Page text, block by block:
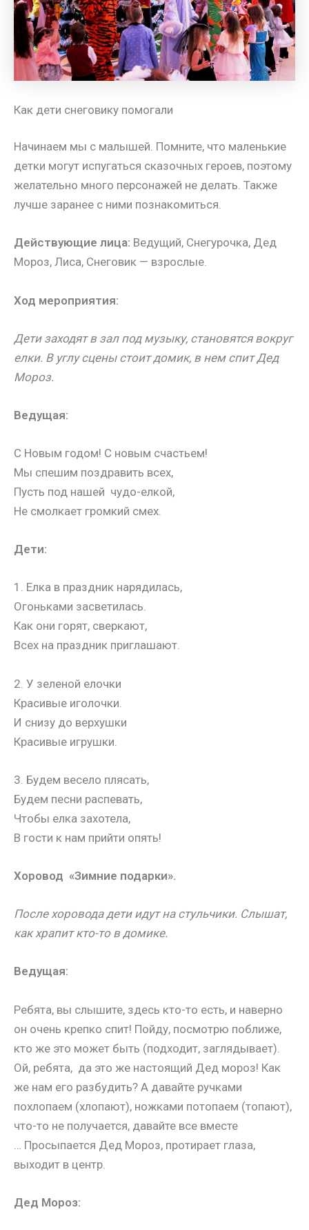
Как дети снеговику помогали
Начинаем мы с малышей. Помните, что маленькие
детки могут испугаться сказочных героев, поэтому
желательно много персонажей не делать. Также
лучше заранее с ними познакомиться.
Действующие лица: Ведущий, Снегурочка, Дед
Мороз, Лиса, Снеговик — взрослые.
Ход мероприятия:
Дети заходят в зал под музыку, становятся вокруг
елки. В углу сцены стоит домик, в нем спит Дед
Мороз.
Ведущая:
С Новым годом! С новым счастьем!
Мы спешим поздравить всех,
Пусть под нашей чудо-елкой,
Не смолкает громкий смех.
Дети:
1. Елка в праздник нарядилась,
Огоньками засветилась.
Как они горят, сверкают,
Всех на праздник приглашают.
2. У зеленой елочки
Красивые иголочки.
И снизу до верхушки
Красивые игрушки.
3. Будем весело плясать,
Будем песни распевать,
Чтобы елка захотела,
В гости к нам прийти опять!
Хоровод «Зимние подарки».
После хоровода дети идут на стульчики. Слышат,
как храпит кто-то в домике.
Ведущая:
Ребята, вы слышите, здесь кто-то есть, и наверно
он очень крепко спит! Пойду, посмотрю поближе,
кто же это может быть (подходит, заглядывает).
Ой, ребята, да это же настоящий Дед мороз! Как
же нам его разбудить? А давайте ручками
похлопаем (хлопают), ножками потопаем (топают),
что-то не получается, давайте все вместе
Просыпается Дед Мороз, протирает глаза,
выходит в центр.
Дед Мороз: